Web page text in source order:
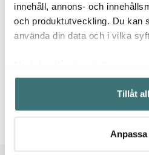
innehåll, annons- och
och produktutveckling. Du kan
använda din data och i vilka
Samla in information om
kan ha en noggrannhet på
Identifiera din enhet
Ta reda på mer om hur dina
Tillåt
Anpassa